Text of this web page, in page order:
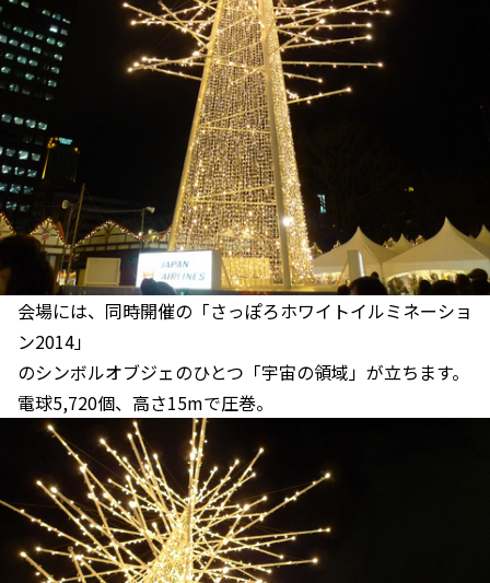
会場には、同時開催の「さっぽろホワイトイルミネーショ
ン2014」
のシンボルオブジェのひとつ「宇宙の領域」が立ちます。
電球5,720個、高さ15mで圧巻。